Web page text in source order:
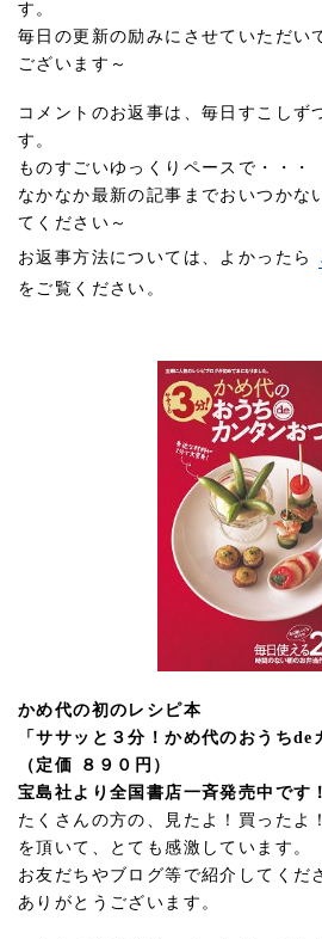
す。
毎日の更新の励みにさせていただい
ございます～
コメントのお返事は、毎日すこしず
す。
ものすごいゆっくりペースで・・
なかなか最新の記事までおいつかな
てください～
お返事方法については、よかったら
をご覧ください。
かめ代の初のレシピ本
「ササッと３分！かめ代のおうちde
（定価 ８９０円）
宝島社より全国書店一斉発売中です
たくさんの方の、見たよ！買ったよ
を頂いて、とても感激しています。
お友だちやブログ等で紹介してくだ
ありがとうございます。